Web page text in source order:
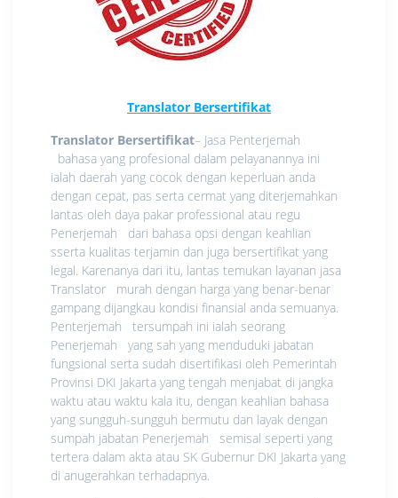
Translator Bersertifikat
Translator Bersertifikat– Jasa Penterjemah
bahasa yang profesional dalam pelayanannya ini
ialah daerah yang cocok dengan keperluan anda
dengan cepat, pas serta cermat yang diterjemahkan
lantas oleh daya pakar professional atau regu
Penerjemah dari bahasa opsi dengan keahlian
sserta kualitas terjamin dan juga bersertifikat yang
legal. Karenanya dari itu, lantas temukan layanan jasa
Translator murah dengan harga yang benar-benar
gampang dijangkau kondisi finansial anda semuanya.
Penterjemah tersumpah ini ialah seorang
Penerjemah yang sah yang menduduki jabatan
fungsional serta sudah disertifikasi oleh Pemerintah
Provinsi DKI Jakarta yang tengah menjabat di jangka
waktu atau waktu kala itu, dengan keahlian bahasa
yang sungguh-sungguh bermutu dan layak dengan
sumpah jabatan Penerjemah semisal seperti yang
tertera dalam akta atau SK Gubernur DKI Jakarta yang
di anugerahkan terhadapnya.